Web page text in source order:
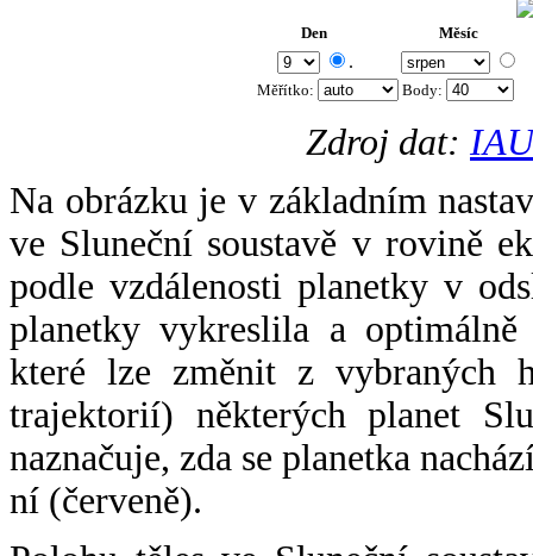
Den Měsíc
.
Měřítko: Body:
Zdroj dat:
Na obrázku je v základním
ve Sluneční soustavě v rovině
podle vzdálenosti planetky v
planetky vykreslila a
které lze změnit z vybraných
trajektorií) některých planet
naznačuje, zda se planetka
ní (červeně).